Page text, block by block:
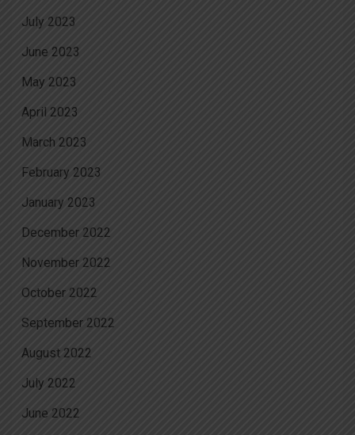
July 2023
June 2023
May 2023
April 2023
March 2023
February 2023
January 2023
December 2022
November 2022
October 2022
September 2022
August 2022
July 2022
June 2022